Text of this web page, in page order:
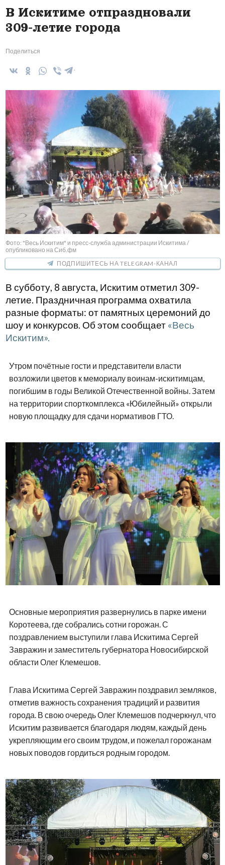
В Искитиме отпраздновали
309-летие города
Поделиться
Фото: "Весь Искитим" и пресс-служба администрации Искитима /
опубликовано на Сиб.фм
ПОДПИШИТЕСЬ НА TELEGRAM-КАНАЛ
В субботу, 8 августа, Искитим отметил 309-
летие. Праздничная программа охватила
разные форматы: от памятных церемоний до
шоу и конкурсов. Об этом сообщает «Весь
Искитим».
Утром почётные гости и представители власти
возложили цветов к мемориалу воинам-искитимцам,
погибшим в годы Великой Отечественной войны. Затем
на территории спорткомплекса «Юбилейный» открыли
новую площадку для сдачи нормативов ГТО.
Основные мероприятия развернулись в парке имени
Коротеева, где собрались сотни горожан. С
поздравлением выступили глава Искитима Сергей
Завражин и заместитель губернатора Новосибирской
области Олег Клемешов.
Глава Искитима Сергей Завражин поздравил земляков,
отметив важность сохранения традиций и развития
города. В свою очередь Олег Клемешов подчеркнул, что
Искитим развивается благодаря людям, каждый день
укрепляющим его своим трудом, и пожелал горожанам
новых поводов гордиться родным городом.